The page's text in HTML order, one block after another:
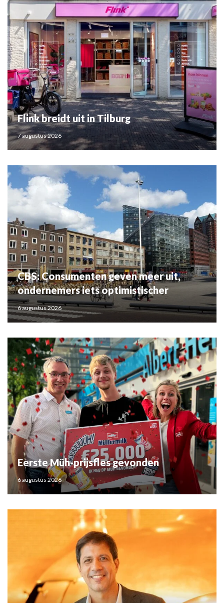
Flink breidt uit in Tilburg
7 augustus 2026
CBS: Consumenten geven meer uit,
ondernemers iets optimistischer
6 augustus 2026
Eerste Müh-prijsfles gevonden
6 augustus 2026